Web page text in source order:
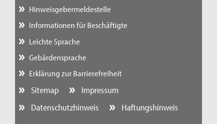
Hinweisgebermeldestelle
Informationen für Beschäftigte
Leichte Sprache
Gebärdensprache
Erklärung zur Barrierefreiheit
Sitemap
Impressum
Datenschutzhinweis
Haftungshinweis